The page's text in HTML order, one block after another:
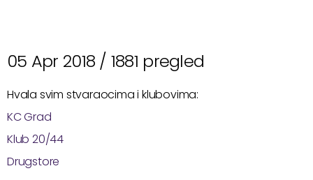
05 Apr 2018 / 1881 pregled
Hvala svim stvaraocima i klubovima:
KC Grad
Klub 20/44
Drugstore